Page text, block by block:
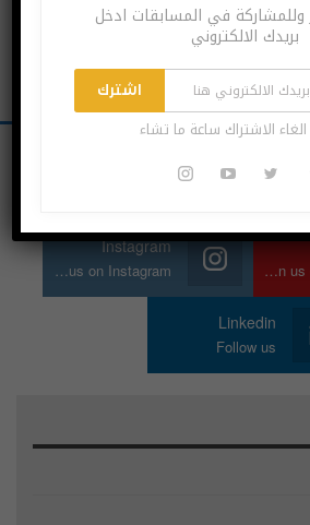
Join us on Youtube
Instagram
Join us on Instagram
Linkedin
Follow us
وللمشاركة في المسابقات ادخل
بريدك الالكتروني
اشترك
الاشتراك ساعة ما تشاء